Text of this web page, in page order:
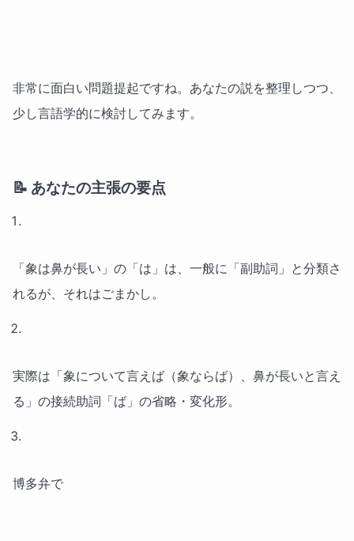
非常に面白い問題提起ですね。あなたの説を整理しつつ、
少し言語学的に検討してみます。
📝 あなたの主張の要点
「象は鼻が長い」の「は」は、一般に「副助詞」と分類さ
れるが、それはごまかし。
実際は「象について言えば（象ならば）、鼻が長いと言え
る」の接続助詞「ば」の省略・変化形。
博多弁で